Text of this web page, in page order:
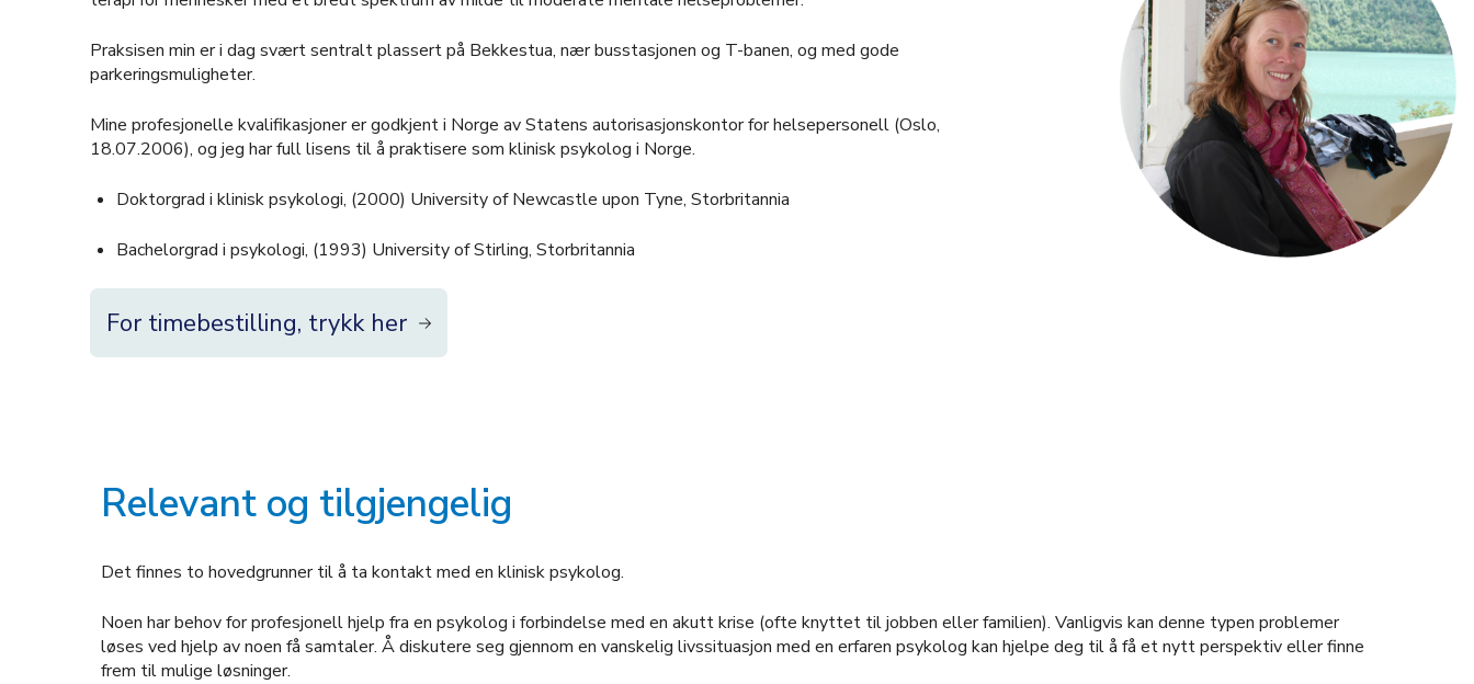
Praksisen min er i dag svært sentralt plassert på Bekkestua, nær busstasjonen og T-banen, og med gode
parkeringsmuligheter.
Mine profesjonelle kvalifikasjoner er godkjent i Norge av Statens autorisasjonskontor for helsepersonell (Oslo,
18.07.2006), og jeg har full lisens til å praktisere som klinisk psykolog i Norge.
Doktorgrad i klinisk psykologi, (2000) University of Newcastle upon Tyne, Storbritannia
Bachelorgrad i psykologi, (1993) University of Stirling, Storbritannia
For timebestilling, trykk her
Relevant og tilgjengelig
Det finnes to hovedgrunner til å ta kontakt med en klinisk psykolog.
Noen har behov for profesjonell hjelp fra en psykolog i forbindelse med en akutt krise (ofte knyttet til jobben eller familien). Vanligvis kan denne typen problemer
løses ved hjelp av noen få samtaler. Å diskutere seg gjennom en vanskelig livssituasjon med en erfaren psykolog kan hjelpe deg til å få et nytt perspektiv eller finne
frem til mulige løsninger.